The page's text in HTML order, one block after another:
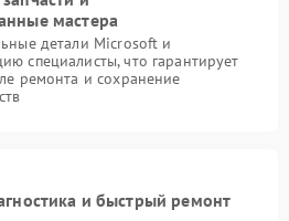
мастера
детали Microsoft и
специалисты, что гарантирует
ремонта и сохранение
и быстрый ремонт